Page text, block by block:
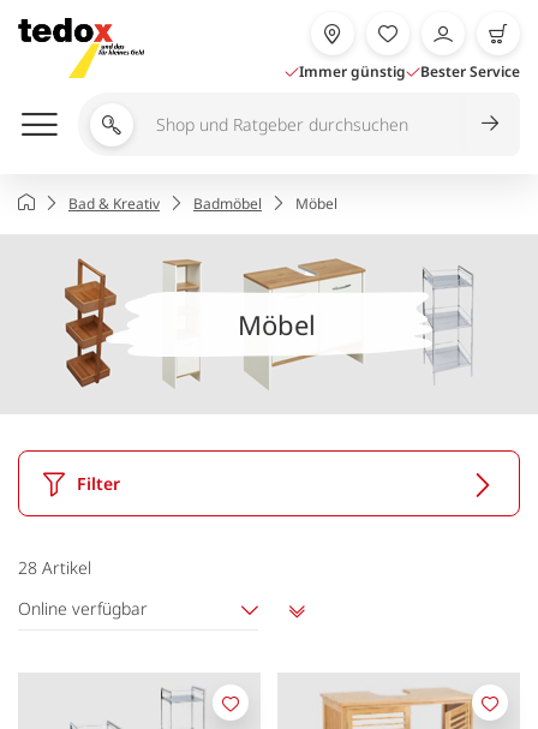
Inhalt
springen
Immer günstig Bester Service
Shop
durchsuchen
StartseiteBad & Kreativ Badmöbel Möbel
Möbel
Filter
28 Artikel
Online verfügbar
Merken